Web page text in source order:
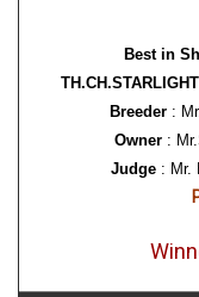
Best in
Breeder :
Owner :
Judge : Mr.